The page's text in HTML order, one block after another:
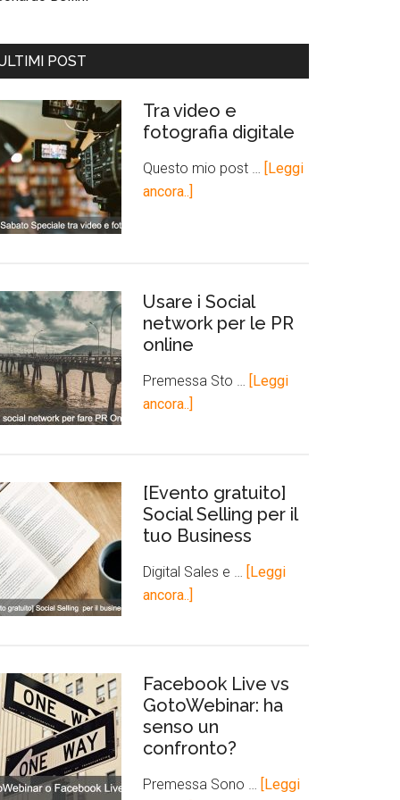
POST
Tra video e
fotografia digitale
Questo mio post …
[Leggi
ancora..]
Usare i Social
network per le PR
online
Premessa Sto …
[Leggi
ancora..]
[Evento gratuito]
Social Selling per il
tuo Business
Digital Sales e …
[Leggi
ancora..]
Facebook Live vs
GotoWebinar: ha
senso un
confronto?
Premessa Sono …
[Leggi